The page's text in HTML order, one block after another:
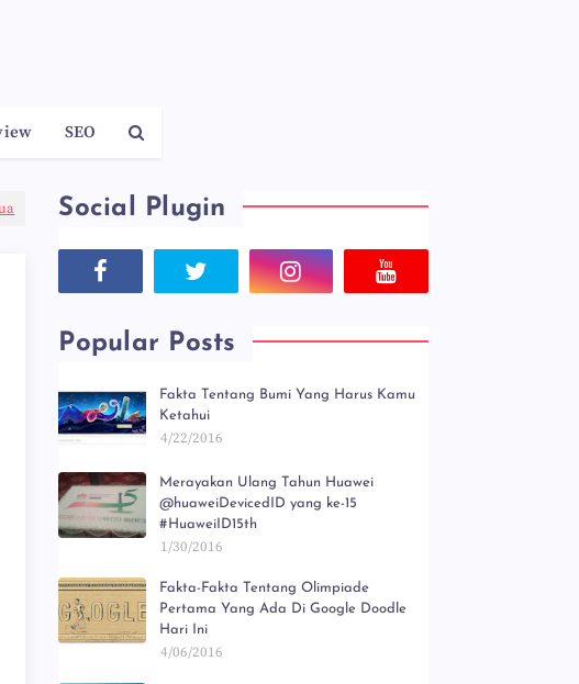
SEO
Social Plugin
Popular Posts
Fakta Tentang Bumi Yang Harus Kamu
Ketahui
4/22/2016
Merayakan Ulang Tahun Huawei
@huaweiDevicedID yang ke-15
#HuaweiID15th
1/30/2016
Fakta-Fakta Tentang Olimpiade
Pertama Yang Ada Di Google Doodle
Hari Ini
4/06/2016